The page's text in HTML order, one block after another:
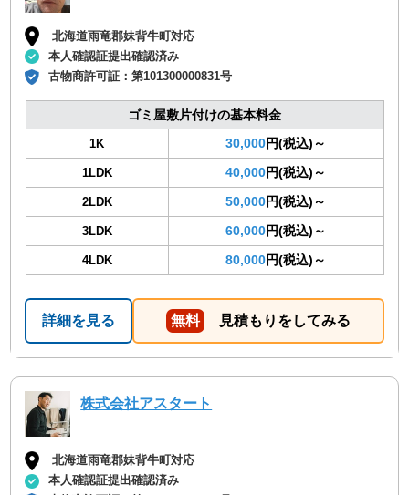
北海道雨竜郡妹背牛町対応
本人確認証提出確認済み
古物商許可証：第101300000831号
ゴミ屋敷片付けの基本料金
1K 30,000円(税込)～
1LDK 40,000円(税込)～
2LDK 50,000円(税込)～
3LDK 60,000円(税込)～
4LDK 80,000円(税込)～
詳細を見る 無料 見積もりをしてみる
株式会社アスタート
北海道雨竜郡妹背牛町対応
本人確認証提出確認済み